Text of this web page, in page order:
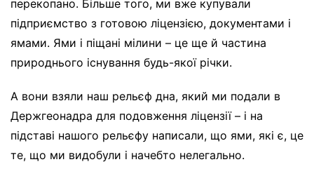
перекопано. Більше того, ми вже купували
підприємство з готовою ліцензією, документами і
ямами. Ями і піщані мілини – це ще й частина
природнього існування будь-якої річки.
А вони взяли наш рельєф дна, який ми подали в
Держгеонадра для подовження ліцензії – і на
підставі нашого рельєфу написали, що ями, які є, це
те, що ми видобули і начебто нелегально.